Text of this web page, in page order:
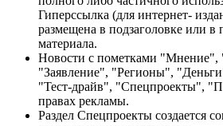
Гиперссылка (для интернет-
размещена в подзаголовке или в
материала.
Новости с пометками "Мнение",
"Заявление", "Регионы",
"Тест-драйв", "Спецпроекты",
правах рекламы.
Раздел Спецпроекты создается